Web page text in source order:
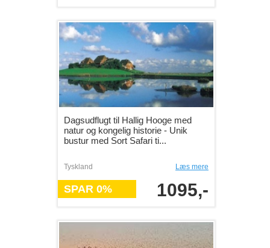
Dagsudflugt til Hallig Hooge med
natur og kongelig historie - Unik
bustur med Sort Safari ti...
Tyskland Læs mere
SPAR 0% 1095,-